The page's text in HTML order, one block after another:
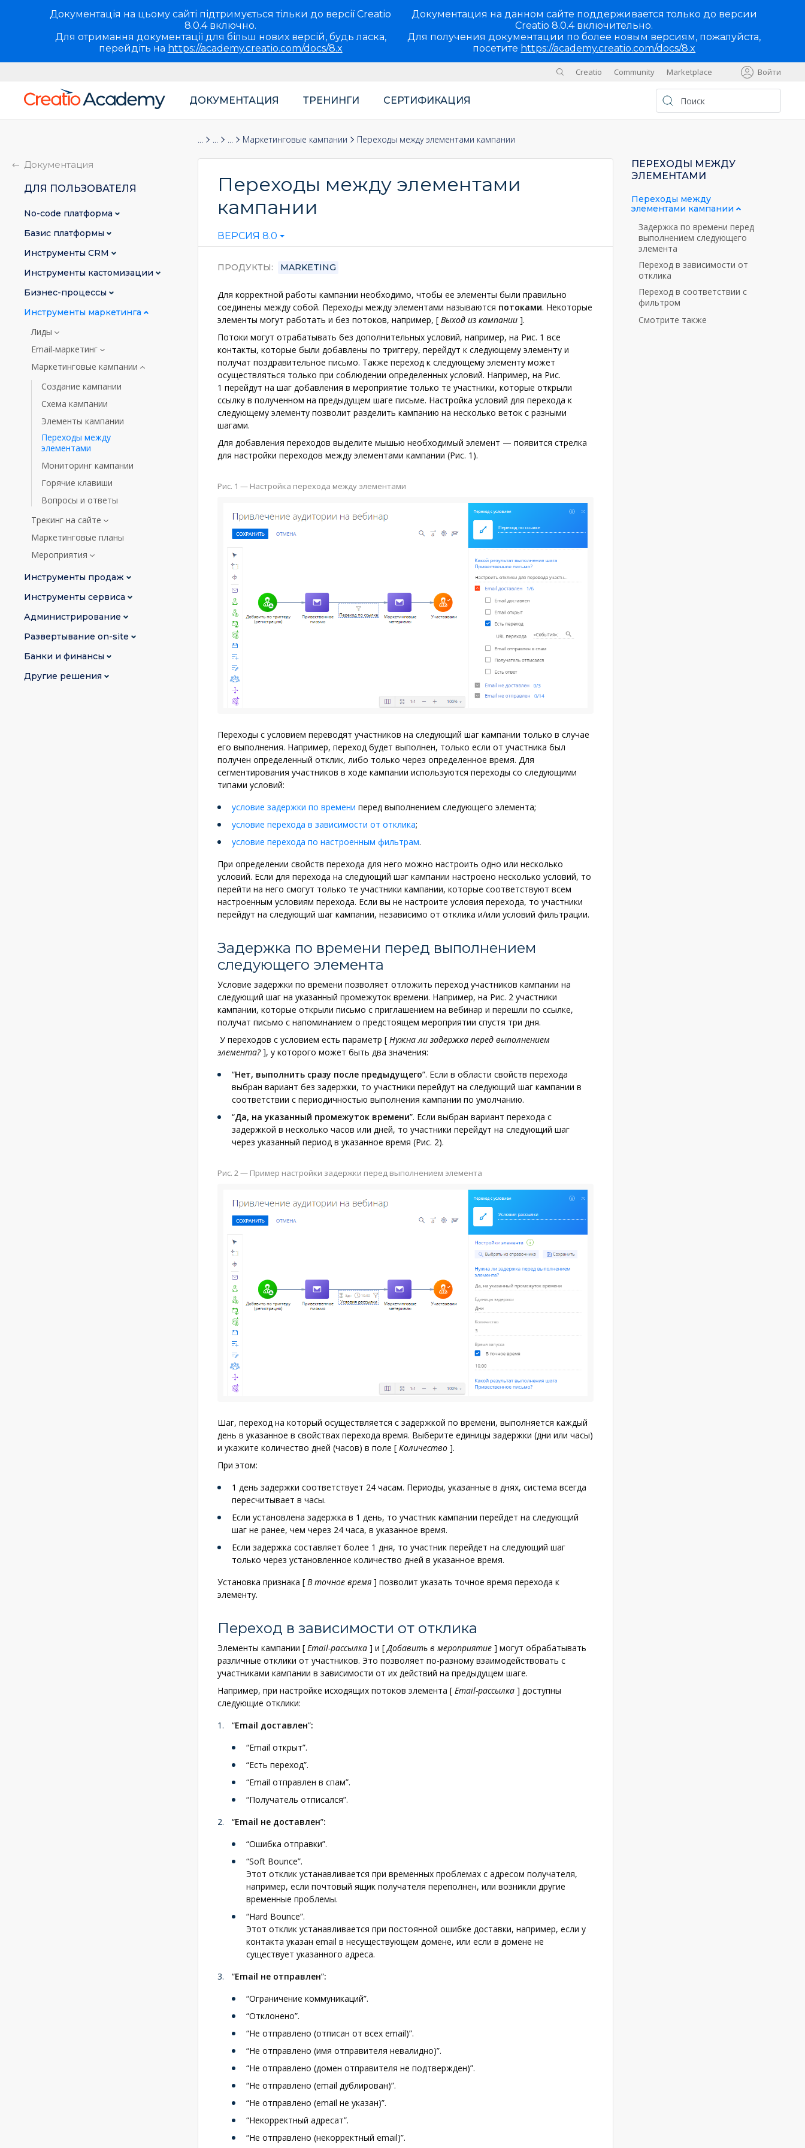
Документація на цьому сайті підтримується тільки до версії Creatio
8.0.4 включно.
Для отримання документації для більш нових версій, будь ласка,
перейдіть на https://academy.creatio.com/docs/8.x
Документация на данном сайте поддерживается только до версии
Creatio 8.0.4 включительно.
Для получения документации по более новым версиям, пожалуйста,
посетите https://academy.creatio.com/docs/8.x
Creatio Community Marketplace Войти
Основная
ДОКУМЕНТАЦИЯ ТРЕНИНГИ СЕРТИФИКАЦИЯ
Документация
Для пользователя
Инструменты маркетинга
Маркетинговые кампании Переходы между элементами кампании
Переходы между элементами
кампании
ВЕРСИЯ 8.0
ПРОДУКТЫ MARKETING
Для корректной работы кампании необходимо, чтобы ее элементы были правильно
соединены между собой. Переходы между элементами называются потоками. Некоторые
элементы могут работать и без потоков, например, [ Выход из кампании ].
Потоки могут отрабатывать без дополнительных условий, например, на Рис. 1 все
контакты, которые были добавлены по триггеру, перейдут к следующему элементу и
получат поздравительное письмо. Также переход к следующему элементу может
осуществляться только при соблюдении определенных условий. Например, на Рис.
1 перейдут на шаг добавления в мероприятие только те участники, которые открыли
ссылку в полученном на предыдущем шаге письме. Настройка условий для перехода к
следующему элементу позволит разделить кампанию на несколько веток с разными
шагами.
Для добавления переходов выделите мышью необходимый элемент — появится стрелка
для настройки переходов между элементами кампании (Рис. 1).
Рис. 1 — Настройка перехода между элементами
Переходы с условием переводят участников на следующий шаг кампании только в случае
его выполнения. Например, переход будет выполнен, только если от участника был
получен определенный отклик, либо только через определенное время. Для
сегментирования участников в ходе кампании используются переходы со следующими
типами условий:
условие задержки по времени перед выполнением следующего элемента;
условие перехода в зависимости от отклика;
условие перехода по настроенным фильтрам.
При определении свойств перехода для него можно настроить одно или несколько
условий. Если для перехода на следующий шаг кампании настроено несколько условий, то
перейти на него смогут только те участники кампании, которые соответствуют всем
настроенным условиям перехода. Если вы не настроите условия перехода, то участники
перейдут на следующий шаг кампании, независимо от отклика и/или условий фильтрации.
Задержка по времени перед выполнением
следующего элемента
Условие задержки по времени позволяет отложить переход участников кампании на
следующий шаг на указанный промежуток времени. Например, на Рис. 2 участники
кампании, которые открыли письмо с приглашением на вебинар и перешли по ссылке,
получат письмо с напоминанием о предстоящем мероприятии спустя три дня.
У переходов с условием есть параметр [ Нужна ли задержка перед выполнением
элемента? ], у которого может быть два значения:
“Нет, выполнить сразу после предыдущего”. Если в области свойств перехода
выбран вариант без задержки, то участники перейдут на следующий шаг кампании в
соответствии с периодичностью выполнения кампании по умолчанию.
“Да, на указанный промежуток времени”. Если выбран вариант перехода с
задержкой в несколько часов или дней, то участники перейдут на следующий шаг
через указанный период в указанное время (Рис. 2).
Рис. 2 — Пример настройки задержки перед выполнением элемента
Шаг, переход на который осуществляется с задержкой по времени, выполняется каждый
день в указанное в свойствах перехода время. Выберите единицы задержки (дни или часы)
и укажите количество дней (часов) в поле [ Количество ].
При этом:
1 день задержки соответствует 24 часам. Периоды, указанные в днях, система всегда
пересчитывает в часы.
Если установлена задержка в 1 день, то участник кампании перейдет на следующий
шаг не ранее, чем через 24 часа, в указанное время.
Если задержка составляет более 1 дня, то участник перейдет на следующий шаг
только через установленное количество дней в указанное время.
Установка признака [ В точное время ] позволит указать точное время перехода к
элементу.
Переход в зависимости от отклика
Элементы кампании [ Email-рассылка ] и [ Добавить в мероприятие ] могут обрабатывать
различные отклики от участников. Это позволяет по-разному взаимодействовать с
участниками кампании в зависимости от их действий на предыдущем шаге.
Например, при настройке исходящих потоков элемента [ Email-рассылка ] доступны
следующие отклики:
“Email доставлен”:
“Email открыт”.
“Есть переход”.
“Email отправлен в спам”.
“Получатель отписался”.
“Email не доставлен”:
“Ошибка отправки”.
“Soft Bounce”.
Этот отклик устанавливается при временных проблемах с адресом получателя,
например, если почтовый ящик получателя переполнен, или возникли другие
временные проблемы.
“Hard Bounce”.
Этот отклик устанавливается при постоянной ошибке доставки, например, если у
контакта указан email в несуществующем домене, или если в домене не
существует указанного адреса.
“Email не отправлен”:
“Ограничение коммуникаций”.
“Отклонено”.
“Не отправлено (отписан от всех email)”.
“Не отправлено (имя отправителя невалидно)”.
“Не отправлено (домен отправителя не подтвержден)”.
“Не отправлено (email дублирован)”.
“Не отправлено (email не указан)”.
“Некорректный адресат”.
“Не отправлено (некорректный email)”.
Документация
ДЛЯ ПОЛЬЗОВАТЕЛЯ
No-сode платформа
Базис платформы
Инструменты CRM
Инструменты кастомизации
Бизнес-процессы
Инструменты маркетинга
Лиды
Email-маркетинг
Маркетинговые кампании
Создание кампании
Схема кампании
Элементы кампании
Переходы между
элементами
Мониторинг кампании
Горячие клавиши
Вопросы и ответы
Трекинг на сайте
Маркетинговые планы
Мероприятия
Инструменты продаж
Инструменты сервиса
Администрирование
Развертывание on-site
Банки и финансы
Другие решения
ПЕРЕХОДЫ МЕЖДУ
ЭЛЕМЕНТАМИ
Переходы между
элементами кампании
Задержка по времени перед
выполнением следующего
элемента
Переход в зависимости от
отклика
Переход в соответствии с
фильтром
Смотрите также